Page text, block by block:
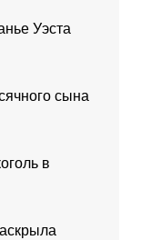
Уэста
сына
в